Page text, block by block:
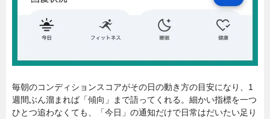
毎朝のコンディションスコアがその日の動き方の目安になり、1
週間ぶん溜まれば「傾向」まで語ってくれる。細かい指標を一つ
ひとつ追わなくても、「今日」の通知だけで日常はだいたい足り